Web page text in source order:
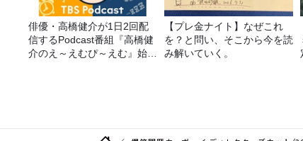
俳優・高橋健介が1日2回配
信するPodcast番組『高橋健
介のえ～えむぴ～えむ』始ま
【プレ金ナイト】なぜこれ
を？と問い、そこから今を読
み解いていく。